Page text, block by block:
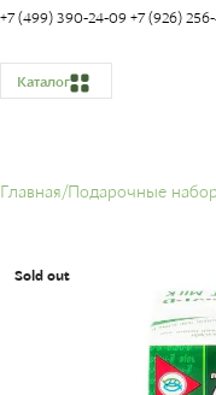
+7 (499) 390-24-09 +7 (926)
Каталог
Главная Подарочные
Sold out